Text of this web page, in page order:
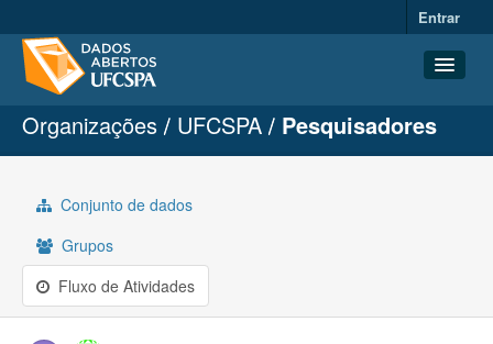
Entrar
Conjuntos de dados
Organizações
Grupos
Sobre
Organizações UFCSPA Pesquisadores
Conjunto de dados
Grupos
Fluxo de Atividades